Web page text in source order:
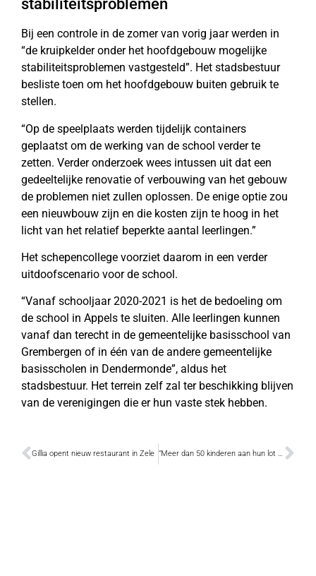
stabiliteitsproblemen
Bij een controle in de zomer van vorig jaar werden in
“de kruipkelder onder het hoofdgebouw mogelijke
stabiliteitsproblemen vastgesteld”. Het stadsbestuur
besliste toen om het hoofdgebouw buiten gebruik te
stellen.
“Op de speelplaats werden tijdelijk containers
geplaatst om de werking van de school verder te
zetten. Verder onderzoek wees intussen uit dat een
gedeeltelijke renovatie of verbouwing van het gebouw
de problemen niet zullen oplossen. De enige optie zou
een nieuwbouw zijn en die kosten zijn te hoog in het
licht van het relatief beperkte aantal leerlingen.”
Het schepencollege voorziet daarom in een verder
uitdoofscenario voor de school.
“Vanaf schooljaar 2020-2021 is het de bedoeling om
de school in Appels te sluiten. Alle leerlingen kunnen
vanaf dan terecht in de gemeentelijke basisschool van
Grembergen of in één van de andere gemeentelijke
basisscholen in Dendermonde”, aldus het
stadsbestuur. Het terrein zelf zal ter beschikking blijven
van de verenigingen die er hun vaste stek hebben.
Gillia opent nieuw restaurant in Zele “Meer dan 50 kinderen aan hun lot worden overgelaten”